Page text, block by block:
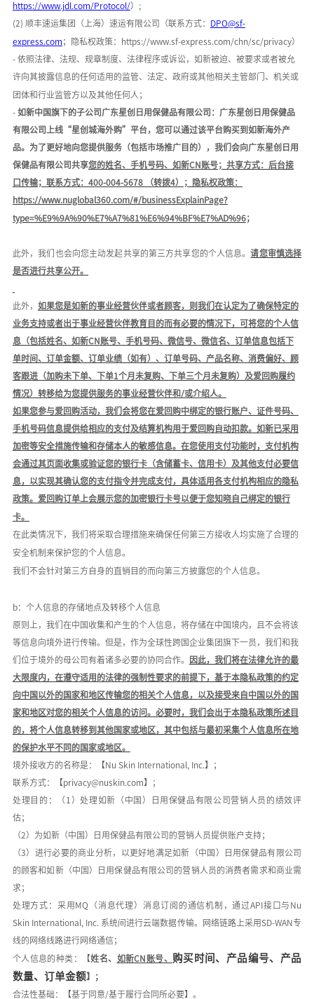
https://www.jdl.com/Protocol/） ;
(2) 顺丰速运集团（上海）速运有限公司（联系方式： DPO@sf-
express.com ；隐私权政策： https://www.sf-express.com/chn/sc/privacy）
- 依照法律、法规、规章制度、法律程序或诉讼，如新被迫、被要求或者被允
许向其披露信息的任何适用的监管、法定、政府或其他相关主管部门、机关或
团体和行业监管方以及其他任何人；
- 如新中国旗下的子公司广东星创日用保健品有限公司：广东星创日用保健品
有限公司上线“星创城海外购”平台，您可以通过该平台购买到如新海外产
品。为了更好地向您提供服务（包括市场推广目的），我们会向广东星创日用
保健品有限公司共享您的姓名、手机号码、如新CN账号；共享方式：后台接
口传输；联系方式： 400-004-5678 （转拨4） ；隐私权政策：
https://www.nuglobal360.com/#/businessExplainPage?
type=%E9%9A%90%E7%A7%81%E6%94%BF%E7%AD%96；
此外，我们也会向您主动发起共享的第三方共享您的个人信息 。请您审慎选择
是否进行共享公开。
此外， 如果您是如新的事业经营伙伴或者顾客，则我们在认定为了确保特定的
业务支持或者出于事业经营伙伴教育目的而有必要的情况下，可将您的个人信
息（包括姓名、如新CN账号、手机号码、微信号、微信名、订单信息包括下
单时间、订单金额、订单业绩（如有）、订单号码、产品名称、消费偏好、顾
客跟进（加购未下单、下单1个月未复购、下单三个月未复购）及爱回购履约
情况）转移给为您提供服务的事业经营伙伴和 /或介绍人。
如果您参与爱回购活动，我们会将您在爱回购中绑定的银行账户、证件号码、
手机号码信息提供给相应的支付及结算机构用于爱回购自动扣款。如新已采用
加密等安全措施传输和存储本人的敏感信息。 在您使用支付功能时，支付机构
会通过其页面收集或验证您的银行卡（含储蓄卡、信用卡）及其他支付必要信
息，以实现其确认您的支付指令并完成支付，具体适用各支付机构相应的隐私
政策。 爱回购订单上会展示您的加密银行卡号以便于您知晓自己绑定的银行
卡。
在此类情况下，我们将采取合理措施来确保任何第三方接收人均实施了合理的
安全机制来保护您的个人信息。
我们不会针对第三方自身的直销目的而向第三方披露您的个人信息。
b：个人信息的存储地点及转移个人信息
原则上，我们在中国收集和产生的个人信息，将存储在中国境内，且不会将该
等信息向境外进行传输。但是，作为全球性跨国企业集团旗下一员，我们和我
们位于境外的母公司有着诸多必要的协同合作。 因此，我们将在法律允许的最
大限度内，在遵守适用的法律的强制性要求的前提下，基于本隐私政策的约定
向中国以外的国家和地区传输您的相关个人信息，以及接受来自中国以外的国
家和地区对您的相关个人信息的访问。必要时，我们会出于本隐私政策所述目
的，将个人信息转移到其他国家或地区，其中包括与最初采集个人信息所在地
的保护水平不同的国家或地区。
境外接收方的名称是：【Nu Skin International, Inc. 】；
联系方式：【privacy@nuskin.com】；
处理目的：（ 1 ）处理如新（中国）日用保健品有限公司营销人员的绩效评
估；
（2）为如新（中国）日用保健品有限公司的营销人员提供账户支持；
（3）进行必要的商业分析，以更好地满足如新（中国）日用保健品有限公司
的顾客和如新（中国）日用保健品有限公司的营销人员的消费者需求和商业需
求；
处理方式：采用 MQ （消息代理）消息订阅的通信机制，通过 API接口与 Nu
Skin International, Inc. 系统间进行云端数据传输。网络链路上采用 SD-WAN专
线的网络线路进行网络通信；
个人信息的种类：【姓名、 如新CN 账号、
购买时间、产品编号、产品
数量、订单金额】 ；
合法性基础：【基于同意/基于履行合同所必要】。